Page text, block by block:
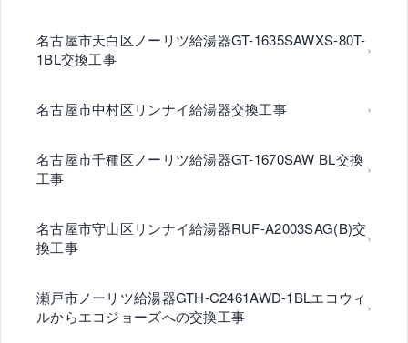
名古屋市天白区ノーリツ給湯器GT-1635SAWXS-80T-
1BL交換工事
名古屋市中村区リンナイ給湯器交換工事
名古屋市千種区ノーリツ給湯器GT-1670SAW BL交換
工事
名古屋市守山区リンナイ給湯器RUF-A2003SAG(B)交
換工事
瀬戸市ノーリツ給湯器GTH-C2461AWD-1BLエコウィ
ルからエコジョーズへの交換工事